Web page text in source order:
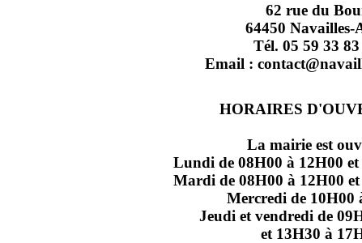
62 rue du
64450 Navailles-
Tél. 05 59 33
Email :
HORAIRES
La mairie est
Lundi de 08H00 à 12H00
Mardi de 08H00 à 12H00
Mercredi de 10H00
Jeudi et vendredi de
et 13H30 à